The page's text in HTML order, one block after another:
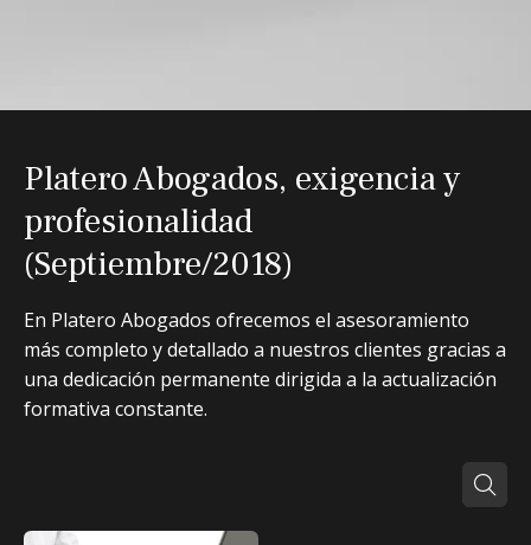
Platero Abogados, exigencia y
profesionalidad
(Septiembre/2018)
En Platero Abogados ofrecemos el asesoramiento
más completo y detallado a nuestros clientes gracias a
una dedicación permanente dirigida a la actualización
formativa constante.